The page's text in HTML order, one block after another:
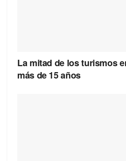
La mitad de los turismos
más de 15 años